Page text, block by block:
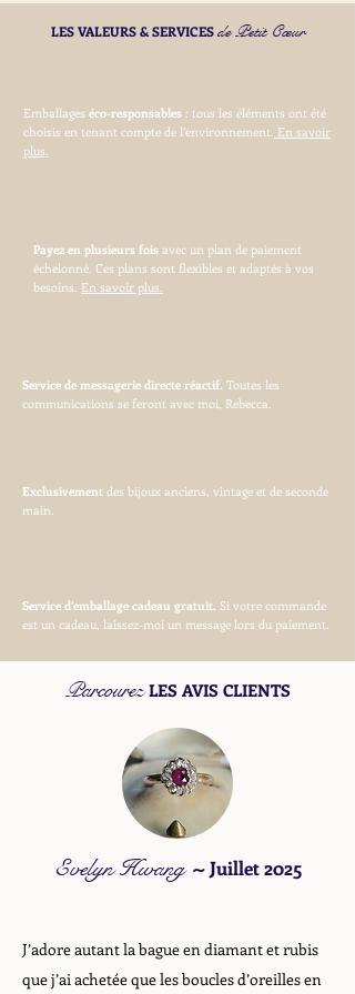
LES VALEURS & SERVICESde Petit Cœur
Emballages éco-responsables : tous les éléments ont été
choisis en tenant compte de l’environnement. En savoir
plus.
Payez en plusieurs fois avec un plan de paiement
échelonné. Ces plans sont flexibles et adaptés à vos
besoins. En savoir plus.
Service de messagerie directe réactif. Toutes les
communications se feront avec moi, Rebecca.
Exclusivement des bijoux anciens, vintage et de seconde
main.
Service d’emballage cadeau gratuit. Si votre commande
est un cadeau, laissez-moi un message lors du paiement.
Parcourez LES AVIS CLIENTS
Evelyn Hwang ~Juillet 2025
J’adore autant la bague en diamant et rubis
que j’ai achetée que les boucles d’oreilles en